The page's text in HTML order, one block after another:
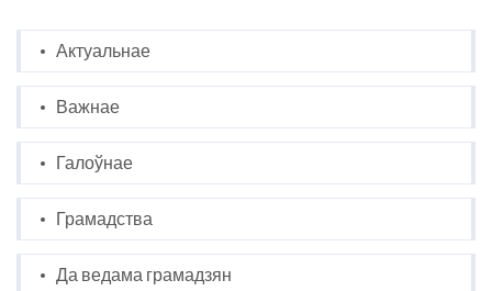
Актуальнае
Важнае
Галоўнае
Грамадства
Да ведама грамадзян